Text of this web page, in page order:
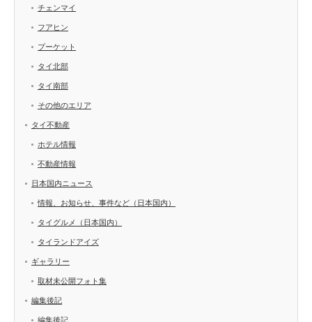
チェンマイ
フアヒン
プーケット
タイ北部
タイ南部
その他のエリア
タイ不動産
ホテル情報
不動産情報
日本国内ニュース
情報、お知らせ、事件など（日本国内）
タイグルメ（日本国内）
タイランドアイズ
ギャラリー
取材未公開フォト集
編集後記
編集後記